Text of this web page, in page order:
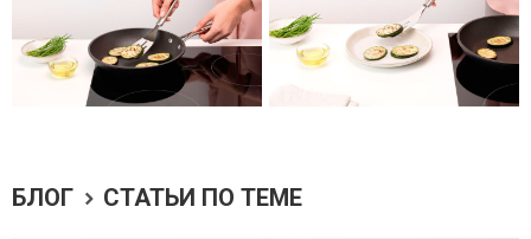
БЛОГ СТАТЬИ ПО ТЕМЕ